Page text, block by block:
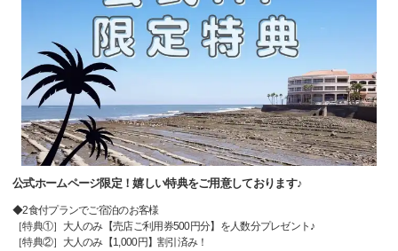
公式ホームページ限定！嬉しい特典をご用意しております♪
◆2食付プランでご宿泊のお客様
［特典①］大人のみ【売店ご利用券500円分】を人数分プレゼント♪
［特典②］大人のみ【1,000円】割引済み！